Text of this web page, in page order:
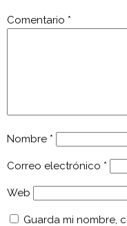
Comentario *
Nombre *
Correo electrónico *
Web
Guarda mi nombre,